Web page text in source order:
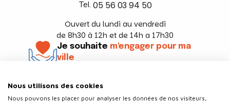
Tel. 05 56 03 94 50
Ouvert du lundi au vendredi
de 8h30 à 12h et de 14h a 17h30
Je souhaite m'engager pour ma
ville
Nous utilisons des cookies
Nous pouvons les placer pour analyser les données de nos visiteurs,